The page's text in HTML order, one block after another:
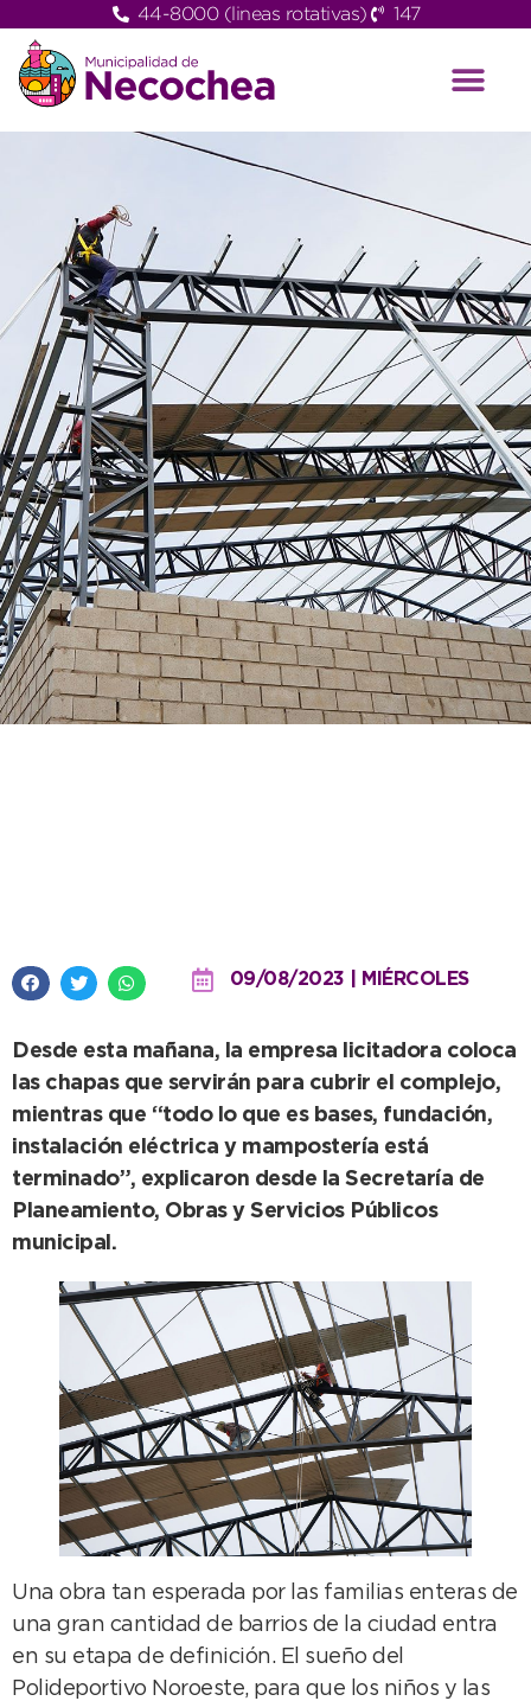
44-8000 (lineas rotativas) 147
09/08/2023 | MIÉRCOLES
Desde esta mañana, la empresa licitadora coloca
las chapas que servirán para cubrir el complejo,
mientras que “todo lo que es bases, fundación,
instalación eléctrica y mampostería está
terminado”, explicaron desde la Secretaría de
Planeamiento, Obras y Servicios Públicos
municipal.
Una obra tan esperada por las familias enteras de
una gran cantidad de barrios de la ciudad entra
en su etapa de definición. El sueño del
Polideportivo Noroeste, para que los niños y las